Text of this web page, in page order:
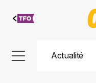
Aller au
contenu
Actualité